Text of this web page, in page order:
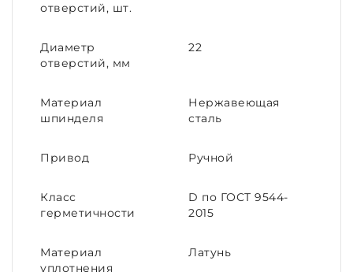
отверстий, шт.
Диаметр
отверстий, мм
22
Материал
шпинделя
Нержавеющая
сталь
Привод Ручной
Класс
герметичности
D по ГОСТ 9544-
2015
Материал
уплотнения
Латунь